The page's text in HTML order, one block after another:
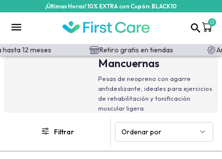
¡Últimas Horas! 10% EXTRA con Cupón: BLACK10
0
12 meses Retiro gratis en tiendas
Mancuernas
Pesas de neopreno con agarre
antideslizante, ideales para ejercicios
de rehabilitación y tonificación
muscular ligera.
Filtrar Ordenar por
/categoria-producto/recuperacion/